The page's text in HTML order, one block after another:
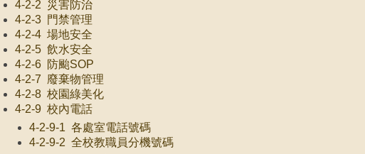
4-2-2 災害防治
4-2-3 門禁管理
4-2-4 場地安全
4-2-5 飲水安全
4-2-6 防颱SOP
4-2-7 廢棄物管理
4-2-8 校園綠美化
4-2-9 校內電話
4-2-9-1 各處室電話號碼
4-2-9-2 全校教職員分機號碼